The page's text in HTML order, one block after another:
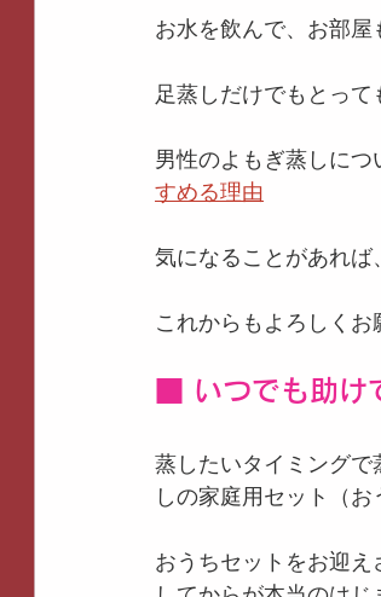
お水を飲んで、お部
足蒸しだけでもとっ
男性のよもぎ蒸しに
すめる理由
気になることがあれば、
これからもよろしくお
■ いつでも助け
蒸したいタイミング
しの家庭用セット（
おうちセットをお迎え